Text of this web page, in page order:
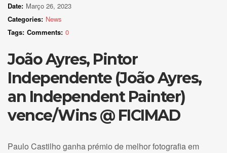
Date: Março 26, 2023
Categories: News
Tags: Comments: 0
João Ayres, Pintor
Independente (João Ayres,
an Independent Painter)
vence/Wins @ FICIMAD
Paulo Castilho ganha prémio de melhor fotografia em